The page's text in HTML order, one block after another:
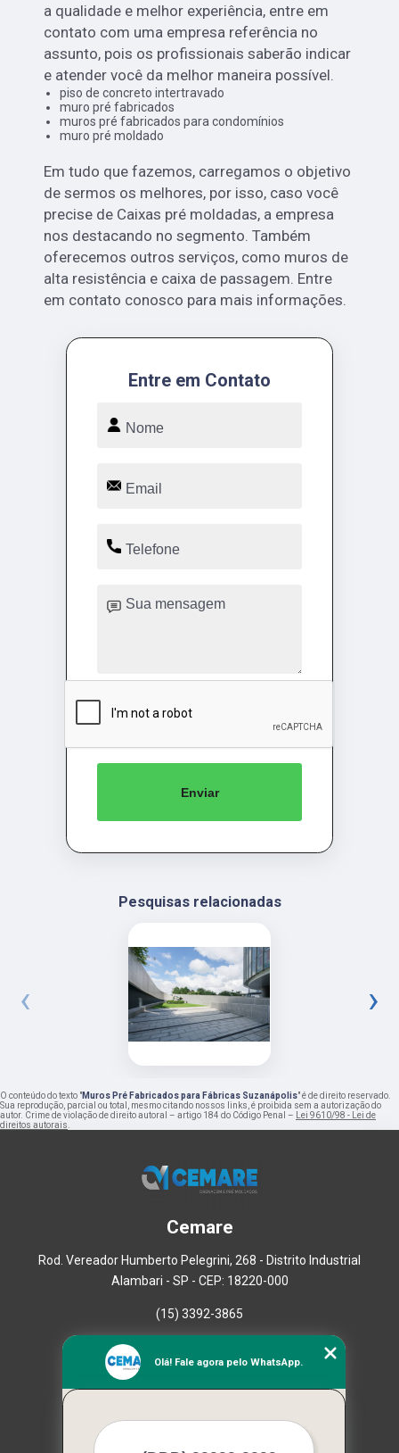
a qualidade e melhor experiência, entre em
contato com uma empresa referência no
assunto, pois os profissionais saberão indicar
e atender você da melhor maneira possível.
piso de concreto intertravado
muro pré fabricados
muros pré fabricados para condomínios
muro pré moldado
Em tudo que fazemos, carregamos o objetivo
de sermos os melhores, por isso, caso você
precise de Caixas pré moldadas, a empresa
nos destacando no segmento. Também
oferecemos outros serviços, como muros de
alta resistência e caixa de passagem. Entre
em contato conosco para mais informações.
Entre em Contato
Enviar
Pesquisas relacionadas
‹ ›
O conteúdo do texto "Muros Pré Fabricados para Fábricas Suzanápolis" é de direito reservado.
Sua reprodução, parcial ou total, mesmo citando nossos links, é proibida sem a autorização do
autor. Crime de violação de direito autoral – artigo 184 do Código Penal –
Lei 9610/98 - Lei de
direitos autorais
Cemare
Rod. Vereador Humberto Pelegrini, 268 - Distrito Industrial
Alambari - SP - CEP: 18220-000
(15) 3392-3865
Empresa
Missão
Olá! Fale agora pelo WhatsApp.